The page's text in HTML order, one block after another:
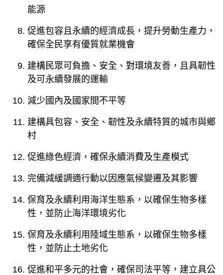
能源
促進包容且永續的經濟成長，提升勞動生產力，
確保全民享有優質就業機會
建構民眾可負擔、安全、對環境友善，且具韌性
及可永續發展的運輸
減少國內及國家間不平等
建構具包容、安全、韌性及永續特質的城市與鄉
村
促進綠色經濟，確保永續消費及生產模式
完備減緩調適行動以因應氣候變遷及其影響
保育及永續利用海洋生態系，以確保生物多樣
性，並防止海洋環境劣化
保育及永續利用陸域生態系，以確保生物多樣
性，並防止土地劣化
促進和平多元的社會，確保司法平等，建立具公